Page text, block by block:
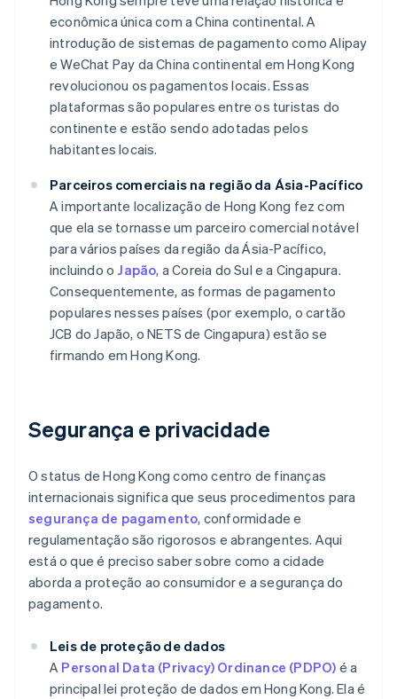
econômica única com a China continental. A
introdução de sistemas de pagamento como Alipay
e WeChat Pay da China continental em Hong Kong
revolucionou os pagamentos locais. Essas
plataformas são populares entre os turistas do
continente e estão sendo adotadas pelos
habitantes locais.
Parceiros comerciais na região da Ásia-Pacífico
A importante localização de Hong Kong fez com
que ela se tornasse um parceiro comercial notável
para vários países da região da Ásia-Pacífico,
incluindo o Japão, a Coreia do Sul e a Cingapura.
Consequentemente, as formas de pagamento
populares nesses países (por exemplo, o cartão
JCB do Japão, o NETS de Cingapura) estão se
firmando em Hong Kong.
Segurança e privacidade
O status de Hong Kong como centro de finanças
internacionais significa que seus procedimentos para
segurança de pagamento, conformidade e
regulamentação são rigorosos e abrangentes. Aqui
está o que é preciso saber sobre como a cidade
aborda a proteção ao consumidor e a segurança do
pagamento.
Leis de proteção de dados
A Personal Data (Privacy) Ordinance (PDPO) é a
principal lei proteção de dados em Hong Kong. Ela é